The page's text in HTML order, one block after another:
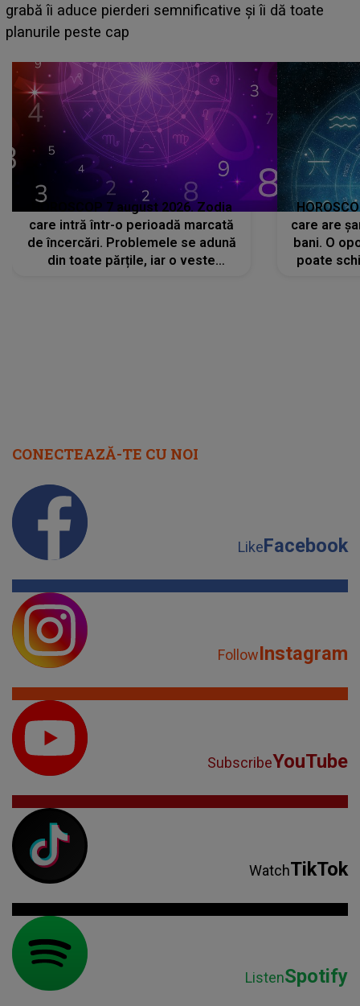
face o MĂRTURISIRE NEAȘTEPTATĂ despre mama
sa: "I-am spus și ei în față, eu nu te iubesc pentru
HOROSCOP 7 august 2026. Zodia
care intră într-o perioadă marcată
de încercări. Problemele se adună
din toate părțile, iar o veste
care are
bani. O
poate
CONECTEAZĂ-TE CU NOI
LikeFacebook
FollowInstagram
SubscribeYouTube
WatchTikTok
ListenSpotify